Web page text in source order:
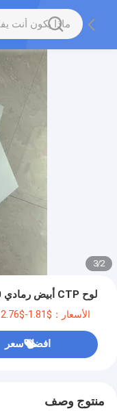
2
/
3
لوح CTP أبيض رمادي 0.30 مم للطباعة التجارية بدون معالجة
الأسعار：$1.81-$2.76
افضل سعر
منتوج وصف